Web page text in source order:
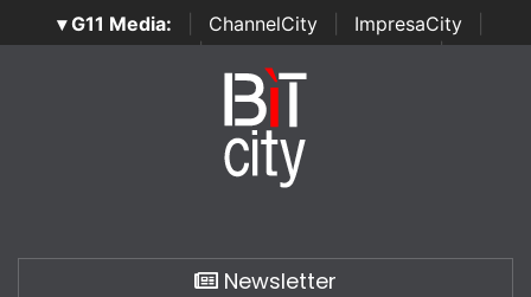
▾ G11 Media: ChannelCity ImpresaCity
SecurityOpenLab | Italian Channel Awards | Italian
Italian Security Awards
Newsletter